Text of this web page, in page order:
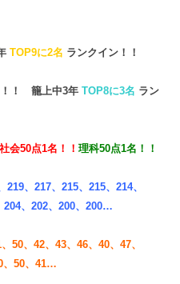
TOP9に2名 ランクイン！！
！！ 籠上中3年 TOP8に3名 ラン
社会50点1名！！ 理科50点1名！！
219、217、215、215、214、
204、202、200、200…
50、42、43、46、 40、47、
、50、41…